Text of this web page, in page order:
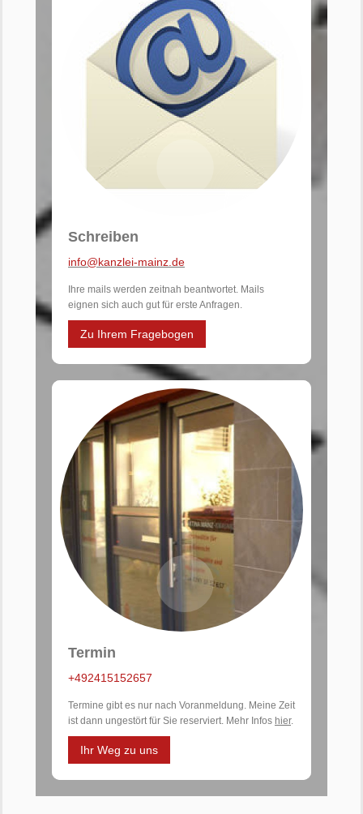
Schreiben
info@kanzlei-mainz.de
Ihre mails werden zeitnah beantwortet. Mails
eignen sich auch gut für erste Anfragen.
Zu Ihrem Fragebogen
Termin
+492415152657
Termine gibt es nur nach Voranmeldung. Meine Zeit
ist dann ungestört für Sie reserviert. Mehr Infos hier.
Ihr Weg zu uns